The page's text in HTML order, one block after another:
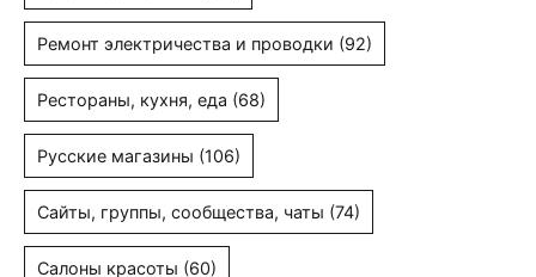
Ремонт электричества и проводки (92)
Рестораны, кухня, еда (68)
Русские магазины (106)
Сайты, группы, сообщества, чаты (74)
Салоны красоты (60)